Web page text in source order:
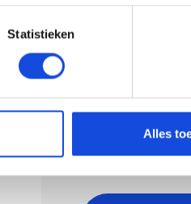
Statistieken
Alles
Bereken uw
Bereken het
Let op, geld